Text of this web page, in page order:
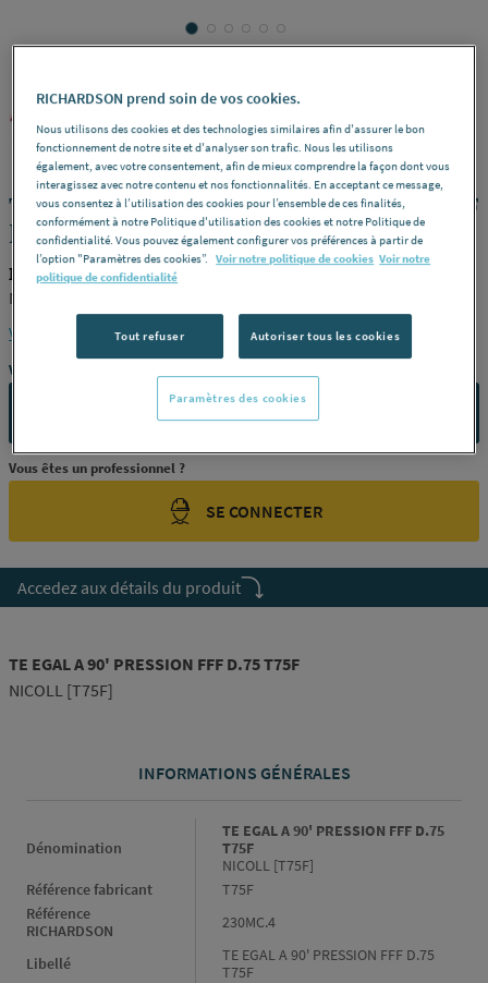
TE EGAL A 90' PRESSION FFF D.75 T75F
NICOLL [T75F]
NICOLL T75F
NICOLL [T75F]
Voir la description complète
Vous avez un projet ?
Vous êtes un professionnel ?
SE CONNECTER
Accedez aux détails du produit
TE EGAL A 90' PRESSION FFF D.75 T75F
NICOLL [T75F]
INFORMATIONS GÉNÉRALES
Dénomination
TE EGAL A 90' PRESSION FFF D.75
T75F
NICOLL [T75F]
Référence fabricant
T75F
Référence
RICHARDSON
230MC.4
Libellé
TE EGAL A 90' PRESSION FFF D.75
T75F
RICHARDSON prend soin de vos cookies.
Nous utilisons des cookies et des technologies similaires afin d'assurer le bon
fonctionnement de notre site et d'analyser son trafic. Nous les utilisons
également, avec votre consentement, afin de mieux comprendre la façon dont vous
interagissez avec notre contenu et nos fonctionnalités. En acceptant ce message,
vous consentez à l’utilisation des cookies pour l’ensemble de ces finalités,
conformément à notre Politique d'utilisation des cookies et notre Politique de
confidentialité. Vous pouvez également configurer vos préférences à partir de
l’option "Paramètres des cookies”. Voir notre politique de cookies Voir notre
politique de confidentialité
Tout refuser Autoriser tous les cookies
Paramètres des cookies